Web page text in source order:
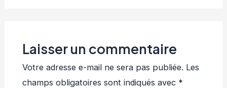
Laisser un commentaire
Votre adresse e-mail ne sera pas publiée. Les
champs obligatoires sont indiqués avec *